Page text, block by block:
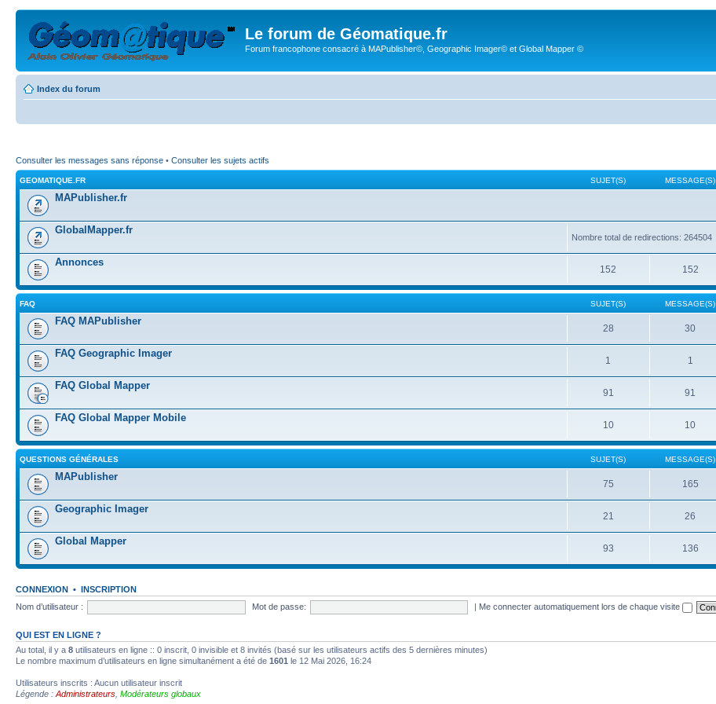
Le forum de Géomatique.fr
Forum francophone consacré à MAPublisher©, Geographic Imager© et Global Mapper ©
Index du forum
Consulter les messages sans réponse • Consulter les sujets actifs
GEOMATIQUE.FR SUJET(S) MESSAGE(S)
MAPublisher.fr
GlobalMapper.fr
Nombre total de redirections: 264504
Annonces
152 152
FAQ SUJET(S) MESSAGE(S)
FAQ MAPublisher
28 30
FAQ Geographic Imager
1 1
FAQ Global Mapper
91 91
FAQ Global Mapper Mobile
10 10
QUESTIONS GÉNÉRALES SUJET(S) MESSAGE(S)
MAPublisher
75 165
Geographic Imager
21 26
Global Mapper
93 136
CONNEXION • INSCRIPTION
Nom d’utilisateur :
Mot de passe: | Me connecter automatiquement lors de chaque visite
QUI EST EN LIGNE ?
Au total, il y a 8 utilisateurs en ligne :: 0 inscrit, 0 invisible et 8 invités (basé sur les utilisateurs actifs des 5 dernières minutes)
Le nombre maximum d’utilisateurs en ligne simultanément a été de 1601 le 12 Mai 2026, 16:24
Utilisateurs inscrits : Aucun utilisateur inscrit
Légende : Administrateurs Modérateurs globaux